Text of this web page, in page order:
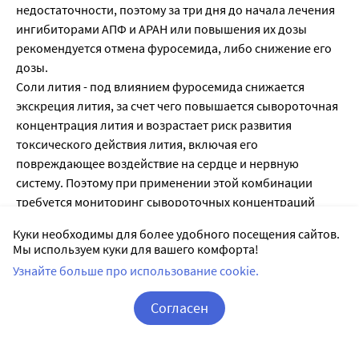
недостаточности, поэтому за три дня до начала лечения
ингибиторами АПФ и АРАН или повышения их дозы
рекомендуется отмена фуросемида, либо снижение его
дозы.
Соли лития - под влиянием фуросемида снижается
экскреция лития, за счет чего повышается сывороточная
концентрация лития и возрастает риск развития
токсического действия лития, включая его
повреждающее воздействие на сердце и нервную
систему. Поэтому при применении этой комбинации
требуется мониторинг сывороточных концентраций
Рисперидон - необходимо соблюдать осторожность,
тщательно взвешивая соотношение риска и пользы, при
сочетании приема рисперидона с фуросемидом или
другими сильными диуретиками (наблюдалось
увеличение смертности у пожилых пациентов с
Куки необходимы для более удобного посещения сайтов.
Мы используем куки для вашего комфорта!
Узнайте больше про использование cookie.
Согласен